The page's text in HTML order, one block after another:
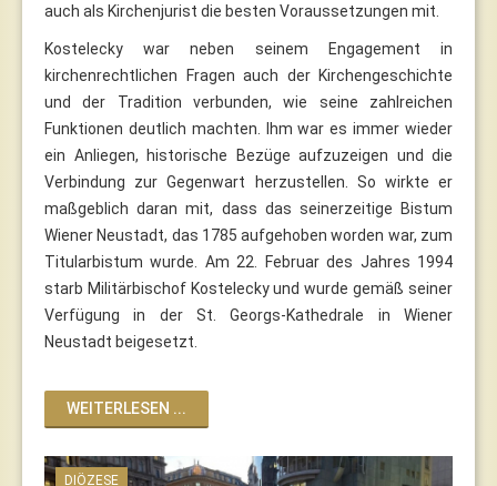
auch als Kirchenjurist die besten Voraussetzungen mit.
Kostelecky war neben seinem Engagement in
kirchenrechtlichen Fragen auch der Kirchengeschichte
und der Tradition verbunden, wie seine zahlreichen
Funktionen deutlich machten. Ihm war es immer wieder
ein Anliegen, historische Bezüge aufzuzeigen und die
Verbindung zur Gegenwart herzustellen. So wirkte er
maßgeblich daran mit, dass das seinerzeitige Bistum
Wiener Neustadt, das 1785 aufgehoben worden war, zum
Titularbistum wurde. Am 22. Februar des Jahres 1994
starb Militärbischof Kostelecky und wurde gemäß seiner
Verfügung in der St. Georgs-Kathedrale in Wiener
Neustadt beigesetzt.
WEITERLESEN ...
DIÖZESE